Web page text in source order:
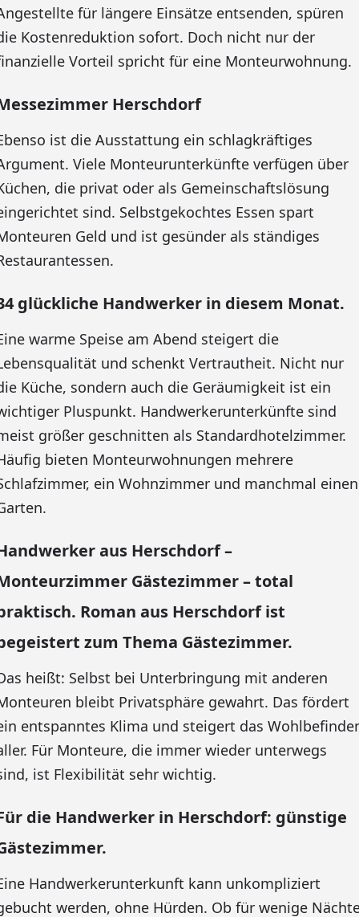
für längere Einsätze entsenden, spüren
Kostenreduktion sofort. Doch nicht nur der
Vorteil spricht für eine Monteurwohnung.
Herschdorf
ist die Ausstattung ein schlagkräftiges
Viele Monteurunterkünfte verfügen über
die privat oder als Gemeinschaftslösung
sind. Selbstgekochtes Essen spart
Geld und ist gesünder als ständiges
glückliche Handwerker in diesem Monat.
warme Speise am Abend steigert die
und schenkt Vertrautheit. Nicht nur
Küche, sondern auch die Geräumigkeit ist ein
Pluspunkt. Handwerkerunterkünfte sind
größer geschnitten als Standardhotelzimmer.
bieten Monteurwohnungen mehrere
ein Wohnzimmer und manchmal einen
aus Herschdorf –
Gästezimmer – total
Roman aus Herschdorf ist
zum Thema Gästezimmer.
heißt: Selbst bei Unterbringung mit anderen
bleibt Privatsphäre gewahrt. Das fördert
entspanntes Klima und steigert das
Für Monteure, die immer wieder unterwegs
ist Flexibilität sehr wichtig.
die Handwerker in Herschdorf: günstige
Handwerkerunterkunft kann unkompliziert
werden, ohne Hürden. Ob für wenige